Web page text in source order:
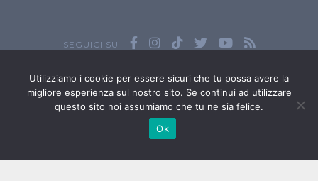
SEGUICI SU
Tutte le foto presenti in questo sito sono riservate e protette da
copyright. Non è permesso il loro uso commerciale, no-profit o
governativo senza il permesso scritto di Padel Review.
// Sportando di
// P.I. 11965351007
Utilizziamo i cookie per essere sicuri che tu possa avere la
migliore esperienza sul nostro sito. Se continui ad utilizzare
questo sito noi assumiamo che tu ne sia felice.
Ok